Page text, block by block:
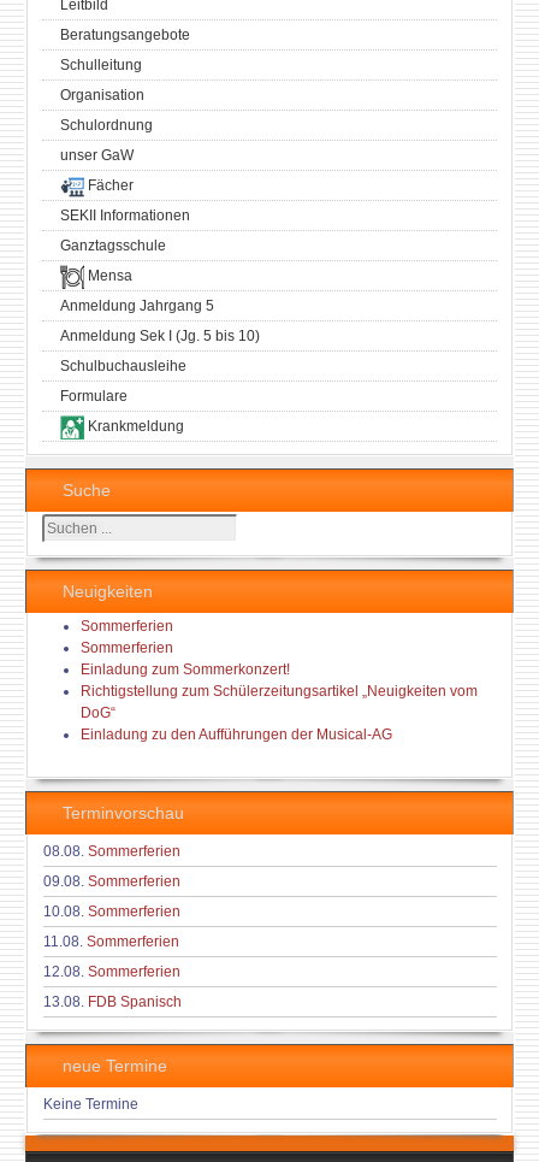
Leitbild
Beratungsangebote
Schulleitung
Organisation
Schulordnung
unser GaW
Fächer
SEKII Informationen
Ganztagsschule
Mensa
Anmeldung Jahrgang 5
Anmeldung Sek I (Jg. 5 bis 10)
Schulbuchausleihe
Formulare
Krankmeldung
Suche
Suchen
...
Neuigkeiten
Sommerferien
Sommerferien
Einladung zum Sommerkonzert!
Richtigstellung zum Schülerzeitungsartikel „Neuigkeiten vom
DoG“
Einladung zu den Aufführungen der Musical-AG
Terminvorschau
08.08. Sommerferien
09.08. Sommerferien
10.08. Sommerferien
11.08. Sommerferien
12.08. Sommerferien
13.08. FDB Spanisch
neue Termine
Keine Termine